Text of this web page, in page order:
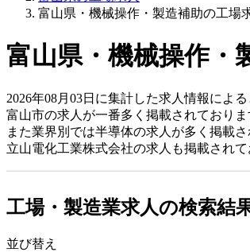
富山県・機械操作・製造補助の工場
富山県・機械操作・
2026年08月03日に集計した求人情報によ
富山市の求人が一番多く掲載されておりま
また業界別では半導体の求人が多く掲載さ
立山電化工業株式会社の求人も掲載され
工場・製造業求人の検索結
並び替え